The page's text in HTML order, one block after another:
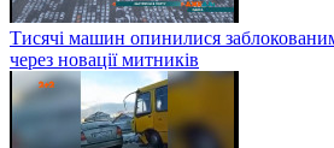
Тисячі машин опинилися
через новації митників